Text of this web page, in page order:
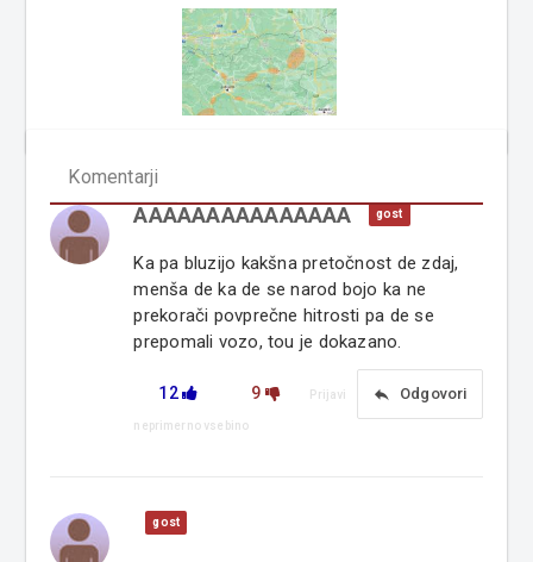
Komentarji
AAAAAAAAAAAAAAA gost
Ka pa bluzijo kakšna pretočnost de zdaj,
menša de ka de se narod bojo ka ne
prekorači povprečne hitrosti pa de se
prepomali vozo, tou je dokazano.
12 9 reply Odgovori
Prijavi
neprimerno vsebino
gost